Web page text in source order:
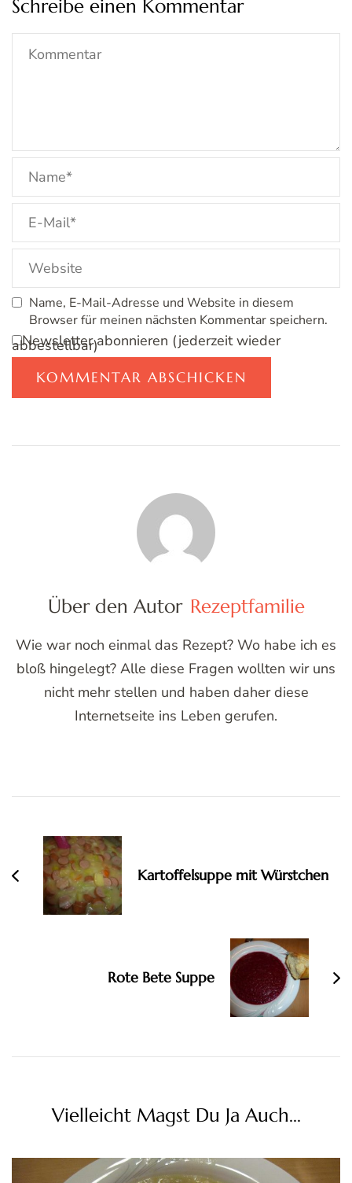
Schreibe einen Kommentar
Name, E-Mail-Adresse und Website in diesem
Browser für meinen nächsten Kommentar speichern.
Newsletter abonnieren (jederzeit wieder
abbestellbar)
Über den Autor Rezeptfamilie
Wie war noch einmal das Rezept? Wo habe ich es
bloß hingelegt? Alle diese Fragen wollten wir uns
nicht mehr stellen und haben daher diese
Internetseite ins Leben gerufen.
Navigation
Kartoffelsuppe mit Würstchen
Rote Bete Suppe
Vielleicht Magst Du Ja Auch...